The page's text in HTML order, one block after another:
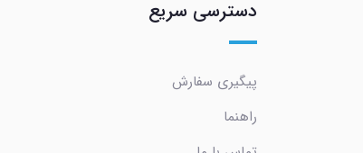
دسترسی سریع
پیگیری سفارش
راهنما